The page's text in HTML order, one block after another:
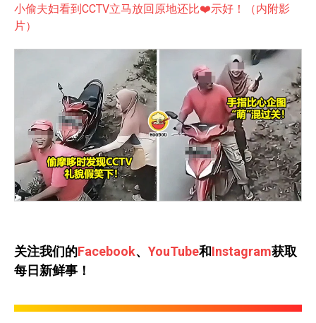
小偷夫妇看到CCTV立马放回原地还比❤️示好！（内附影
片）
关注我们的Facebook、 YouTube和Instagram获取
每日新鲜事！